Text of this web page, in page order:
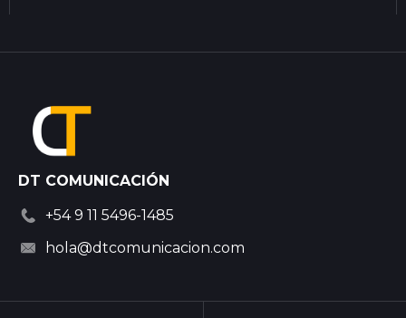
DT COMUNICACIÓN
+54 9 11 5496-1485
hola@dtcomunicacion.com